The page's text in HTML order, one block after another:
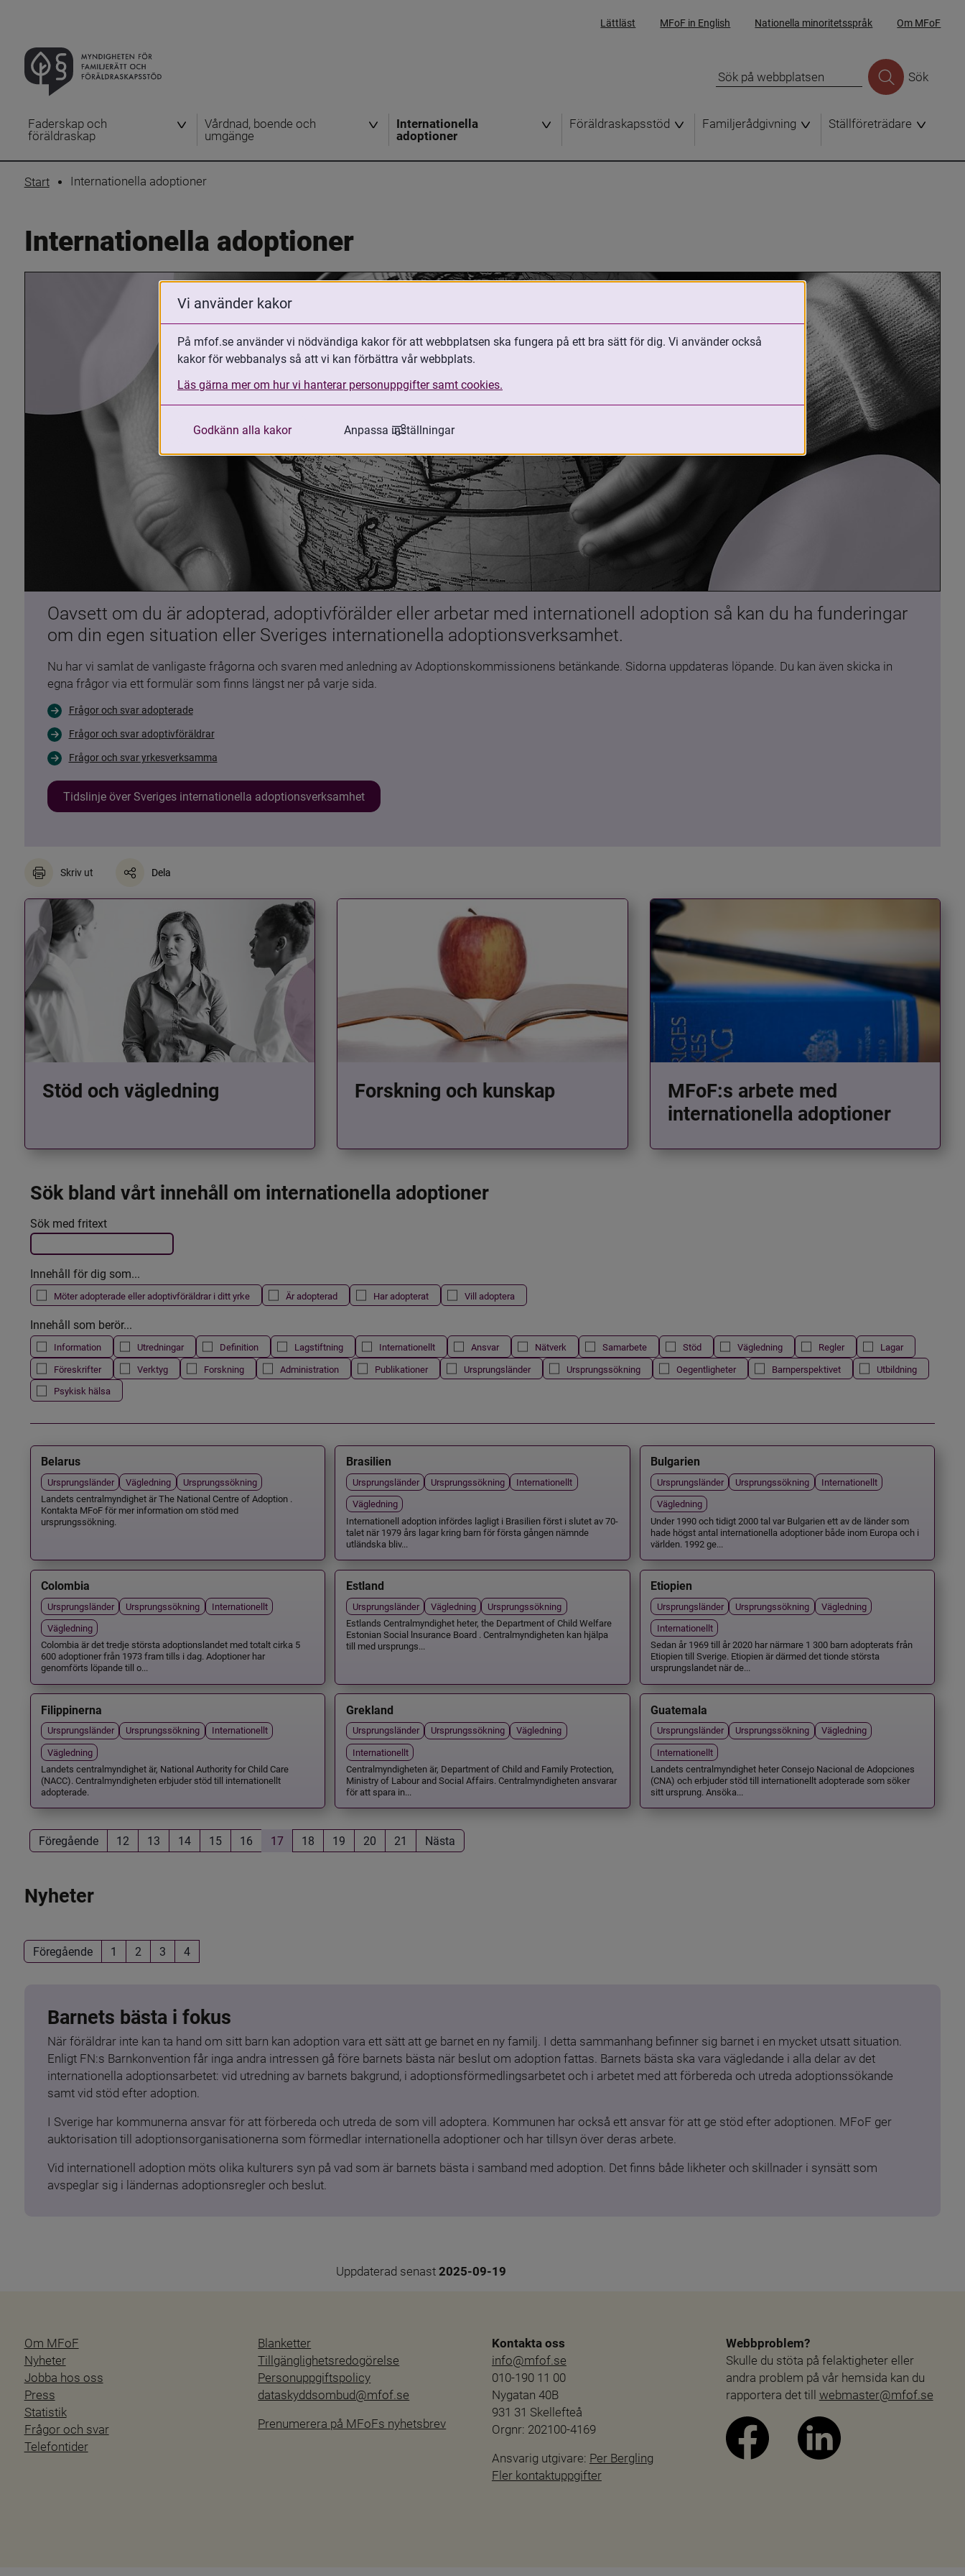
Lättläst MFoF in English Nationella minoritetsspråk Om MFoF
Sök
Faderskap och
föräldraskap
Vårdnad, boende och
umgänge
Internationella
adoptioner
Föräldraskapsstöd Familjerådgivning Ställföreträdare
Start Internationella adoptioner
Internationella adoptioner
Oavsett om du är adopterad, adoptivförälder eller arbetar med internationell adoption så kan du ha funderingar
om din egen situation eller Sveriges internationella adoptionsverksamhet.
Nu har vi samlat de vanligaste frågorna och svaren med anledning av Adoptionskommissionens betänkande. Sidorna uppdateras löpande. Du kan även skicka in
egna frågor via ett formulär som finns längst ner på varje sida.
Frågor och svar adopterade
Frågor och svar adoptivföräldrar
Frågor och svar yrkesverksamma
Tidslinje över Sveriges internationella adoptionsverksamhet
Skriv ut Dela
Stöd och vägledning Forskning och kunskap
MFoF:s arbete med
internationella adoptioner
Sök bland vårt innehåll om internationella adoptioner
Filtrera resultatet
Det här formuläret postas automatiskt
Sök med fritext
Innehåll för dig som...
Möter adopterade eller adoptivföräldrar i ditt yrke Är adopterad Har adopterat Vill adoptera
Innehåll som berör...
Information Utredningar Definition Lagstiftning Internationellt Ansvar Nätverk Samarbete Stöd Vägledning Regler
Lagar
Föreskrifter
Verktyg Forskning Administration Publikationer Ursprungsländer Ursprungssökning Oegentligheter Barnperspektivet
Utbildning
Psykisk hälsa
Belarus
Ursprungsländer Vägledning
Ursprungssökning
Landets centralmyndighet är The National Centre of Adoption .
Kontakta MFoF för mer information om stöd med
ursprungssökning.
Brasilien
Ursprungsländer Ursprungssökning
Internationellt
Vägledning
Internationell adoption infördes lagligt i Brasilien först i slutet av 70-
talet när 1979 års lagar kring barn för första gången nämnde
utländska bliv...
Bulgarien
Ursprungsländer Ursprungssökning
Internationellt
Vägledning
Under 1990 och tidigt 2000 tal var Bulgarien ett av de länder som
hade högst antal internationella adoptioner både inom Europa och i
världen. 1992 ge...
Colombia
Ursprungsländer Ursprungssökning
Internationellt
Vägledning
Colombia är det tredje största adoptionslandet med totalt cirka 5
600 adoptioner från 1973 fram tills i dag. Adoptioner har
genomförts löpande till o...
Estland
Ursprungsländer Vägledning
Ursprungssökning
Estlands Centralmyndighet heter, the Department of Child Welfare
Estonian Social lnsurance Board . Centralmyndigheten kan hjälpa
till med ursprungs...
Etiopien
Ursprungsländer Ursprungssökning
Vägledning
Internationellt
Sedan år 1969 till år 2020 har närmare 1 300 barn adopterats från
Etiopien till Sverige. Etiopien är därmed det tionde största
ursprungslandet när de...
Filippinerna
Ursprungsländer Ursprungssökning
Internationellt
Vägledning
Landets centralmyndighet är, National Authority for Child Care
(NACC). Centralmyndigheten erbjuder stöd till internationellt
adopterade.
Grekland
Ursprungsländer Ursprungssökning
Vägledning
Internationellt
Centralmyndigheten är, Department of Child and Family Protection,
Ministry of Labour and Social Affairs. Centralmyndigheten ansvarar
för att spara in...
Guatemala
Ursprungsländer Ursprungssökning
Vägledning
Internationellt
Landets centralmyndighet heter Consejo Nacional de Adopciones
(CNA) och erbjuder stöd till internationellt adopterade som söker
sitt ursprung. Ansöka...
Föregående 12 13 14 15 16 17 18 19 20 21 Nästa
Nyheter
Föregående 1 2 3 4
Barnets bästa i fokus
När föräldrar inte kan ta hand om sitt barn kan adoption vara ett sätt att ge barnet en ny familj. I detta sammanhang befinner sig barnet i en mycket utsatt situation.
Enligt FN:s Barnkonvention får inga andra intressen gå före barnets bästa när beslut om adoption fattas. Barnets bästa ska vara vägledande i alla delar av det
internationella adoptionsarbetet: vid utredning av barnets bakgrund, i adoptionsförmedlingsarbetet och i arbetet med att förbereda och utreda adoptionssökande
samt vid stöd efter adoption.
I Sverige har kommunerna ansvar för att förbereda och utreda de som vill adoptera. Kommunen har också ett ansvar för att ge stöd efter adoptionen. MFoF ger
auktorisation till adoptionsorganisationerna som förmedlar internationella adoptioner och har tillsyn över deras arbete.
Vid internationell adoption möts olika kulturers syn på vad som är barnets bästa i samband med adoption. Det finns både likheter och skillnader i synsätt som
avspeglar sig i ländernas adoptionsregler och beslut.
Uppdaterad senast 2025-09-19
Om MFoF
Nyheter
Jobba hos oss
Press
Statistik
Frågor och svar
Telefontider
Blanketter
Tillgänglighetsredogörelse
Personuppgiftspolicy
dataskyddsombud@mfof.se
Prenumerera på MFoFs nyhetsbrev
Kontakta oss
info@mfof.se
010-190 11 00
Nygatan 40B
931 31 Skellefteå
Orgnr: 202100-4169
Ansvarig utgivare: Per Bergling
Fler kontaktuppgifter
Webbproblem?
Skulle du stöta på felaktigheter eller
andra problem på vår hemsida kan du
rapportera det till webmaster@mfof.se
Vi använder kakor
På mfof.se använder vi nödvändiga kakor för att webbplatsen ska fungera på ett bra sätt för dig. Vi använder också
kakor för webbanalys så att vi kan förbättra vår webbplats.
Läs gärna mer om hur vi hanterar personuppgifter samt cookies.
Godkänn alla kakor Anpassa inställningar